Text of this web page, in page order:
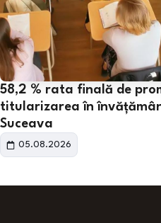
58,2 % rata finală de
titularizarea în
Suceava
05.08.2026